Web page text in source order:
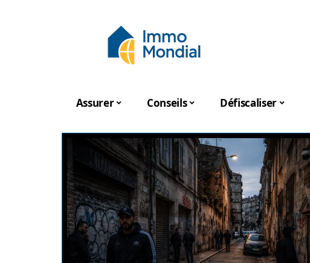
Assurer Conseils Défiscaliser